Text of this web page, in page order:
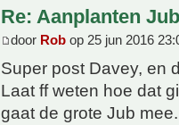
Re: Aanplanten
door Rob op 25 jun 2016
Super post Davey, en
Laat ff weten hoe dat
gaat de grote Jub mee.